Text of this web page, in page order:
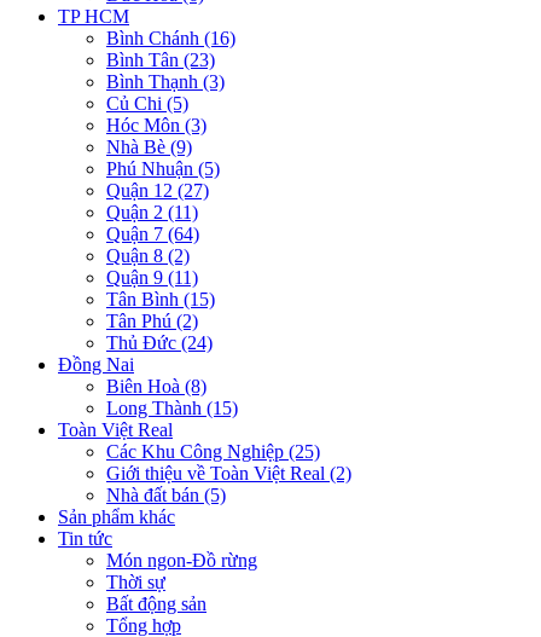
TP HCM
Bình Chánh (16)
Bình Tân (23)
Bình Thạnh (3)
Củ Chi (5)
Hóc Môn (3)
Nhà Bè (9)
Phú Nhuận (5)
Quận 12 (27)
Quận 2 (11)
Quận 7 (64)
Quận 8 (2)
Quận 9 (11)
Tân Bình (15)
Tân Phú (2)
Thủ Đức (24)
Đồng Nai
Biên Hoà (8)
Long Thành (15)
Toàn Việt Real
Các Khu Công Nghiệp (25)
Giới thiệu về Toàn Việt Real (2)
Nhà đất bán (5)
Sản phẩm khác
Tin tức
Món ngon-Đồ rừng
Thời sự
Bất động sản
Tổng hợp